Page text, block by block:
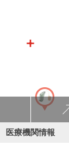
医療機関情報